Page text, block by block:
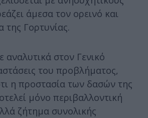
άμεσα τον ορεινό και
της Γορτυνίας.
στον Γενικό
του προβλήματος,
η προστασία των δασών της
μόνο περιβαλλοντική
ζήτημα συνολικής